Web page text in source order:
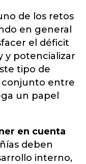
de los retos
en general
el déficit
y potencializar
tipo de
conjunto entre
un papel
en cuenta
deben
interno,